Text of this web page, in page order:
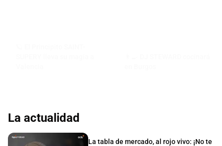
La actualidad
La tabla de mercado, al rojo vivo: ¡No te